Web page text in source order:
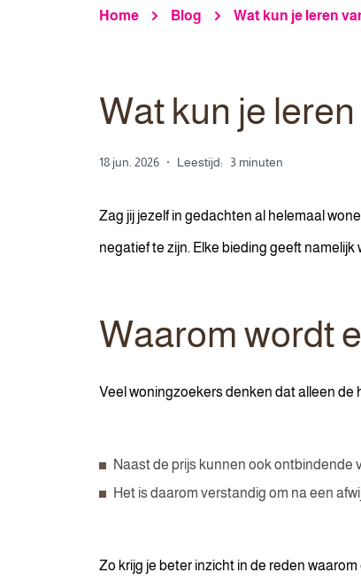
Home Blog Wat kun je leren
Wat kun je
18 jun. 2026 · Leestijd: 3 minuten
Zag jij jezelf in gedachten al helemaal
negatief te zijn. Elke bieding geeft
Waarom wordt
Veel woningzoekers denken dat alleen de
Naast de prijs kunnen ook ontbindende
Het is daarom verstandig om na een
Zo krijg je beter inzicht in de reden